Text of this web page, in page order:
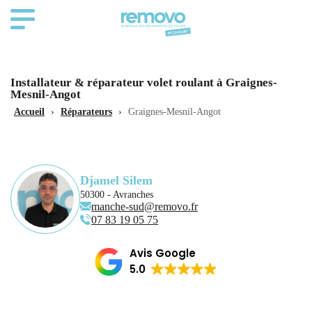
Installateur & réparateur volet roulant à Graignes-
Mesnil-Angot
Accueil › Réparateurs › Graignes-Mesnil-Angot
Djamel Silem
50300 - Avranches
manche-sud@removo.fr
07 83 19 05 75
Avis Google
5.0